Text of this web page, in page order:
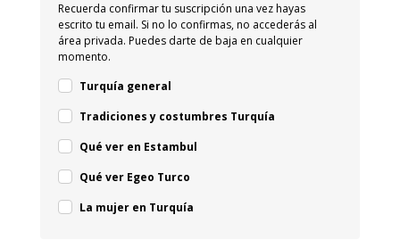
Recuerda confirmar tu suscripción una vez hayas
escrito tu email. Si no lo confirmas, no accederás al
área privada. Puedes darte de baja en cualquier
momento.
Turquía general
Tradiciones y costumbres Turquía
Qué ver en Estambul
Qué ver Egeo Turco
La mujer en Turquía